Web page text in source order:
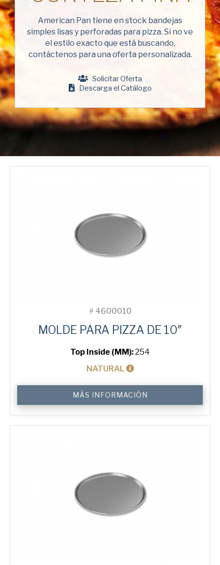
American Pan
Chicago Metallic
Pan GLO
USA Pan
American Pan tiene en stock bandejas
simples lisas y perforadas para pizza. Si no ve
el estilo exacto que está buscando,
contáctenos para una oferta personalizada.
Solicitar Oferta
Descarga el Catálogo
# 4600010
MOLDE PARA PIZZA DE 10″
Top Inside (MM):254
NATURAL
Pizza
Tray
cantidad
MÁS INFORMACIÓN
Empresa
(Obligatorio)
Teléfono
Dirección
de
correo